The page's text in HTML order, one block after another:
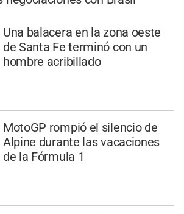
Una balacera en la zona oeste
de Santa Fe terminó con un
hombre acribillado
MotoGP rompió el silencio de
Alpine durante las vacaciones
de la Fórmula 1